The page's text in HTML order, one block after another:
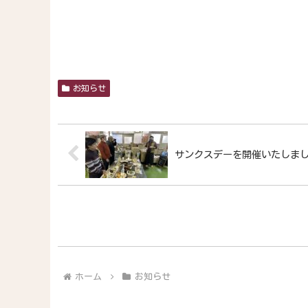
お知らせ
サンクスデーを開催いたしま
ホーム お知らせ